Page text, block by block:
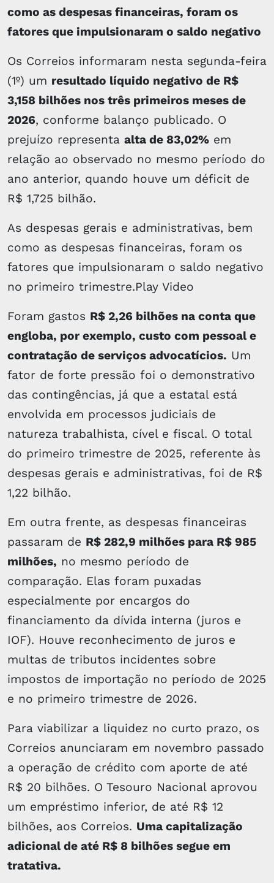
como as despesas financeiras, foram os
fatores que impulsionaram o saldo negativo
Os Correios informaram nesta segunda-feira
(1º) um resultado líquido negativo de R$
3,158 bilhões nos três primeiros meses de
2026, conforme balanço publicado. O
prejuízo representa alta de 83,02% em
relação ao observado no mesmo período do
ano anterior, quando houve um déficit de
R$ 1,725 bilhão.
As despesas gerais e administrativas, bem
como as despesas financeiras, foram os
fatores que impulsionaram o saldo negativo
no primeiro trimestre.Play Video
Foram gastos R$ 2,26 bilhões na conta que
engloba, por exemplo, custo com pessoal e
contratação de serviços advocatícios. Um
fator de forte pressão foi o demonstrativo
das contingências, já que a estatal está
envolvida em processos judiciais de
natureza trabalhista, cível e fiscal. O total
do primeiro trimestre de 2025, referente às
despesas gerais e administrativas, foi de R$
1,22 bilhão.
Em outra frente, as despesas financeiras
passaram de R$ 282,9 milhões para R$ 985
milhões, no mesmo período de
comparação. Elas foram puxadas
especialmente por encargos do
financiamento da dívida interna (juros e
IOF). Houve reconhecimento de juros e
multas de tributos incidentes sobre
impostos de importação no período de 2025
e no primeiro trimestre de 2026.
Para viabilizar a liquidez no curto prazo, os
Correios anunciaram em novembro passado
a operação de crédito com aporte de até
R$ 20 bilhões. O Tesouro Nacional aprovou
um empréstimo inferior, de até R$ 12
bilhões, aos Correios. Uma capitalização
adicional de até R$ 8 bilhões segue em
tratativa.